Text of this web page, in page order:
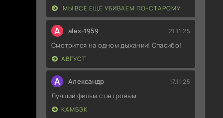
МЫ ВСЁ ЕЩЁ УБИВАЕМ ПО-СТАРОМУ
A alex-1959 21.11.25
Смотрится на одном дыхании! Спасибо!
АВГУСТ
А Александр 17.11.25
Лучший фильм с петровым
КАМБЭК